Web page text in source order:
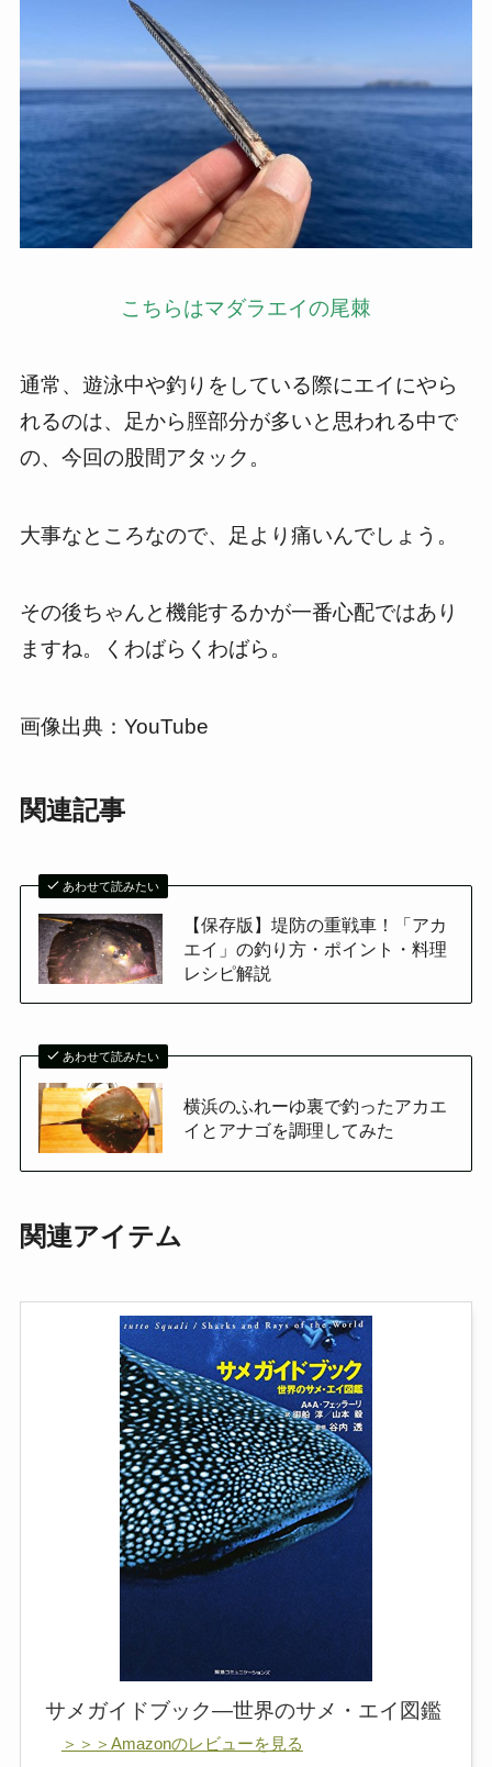
こちらはマダラエイの尾棘
通常、遊泳中や釣りをしている際にエイにやら
れるのは、足から脛部分が多いと思われる中で
の、今回の股間アタック。
大事なところなので、足より痛いんでしょう。
その後ちゃんと機能するかが一番心配ではあり
ますね。くわばらくわばら。
画像出典：YouTube
関連記事
あわせて読みたい
【保存版】堤防の重戦車！「アカ
エイ」の釣り方・ポイント・料理
レシピ解説
あわせて読みたい
横浜のふれーゆ裏で釣ったアカエ
イとアナゴを調理してみた
関連アイテム
サメガイドブック―世界のサメ・エイ図鑑
＞＞＞Amazonのレビューを見る